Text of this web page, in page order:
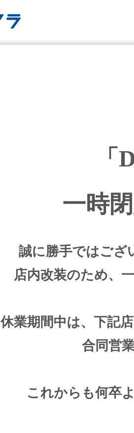
一時
誠に勝手ではござ
店内改装のため、
休業期間中は、下記
合同営
これからも何卒